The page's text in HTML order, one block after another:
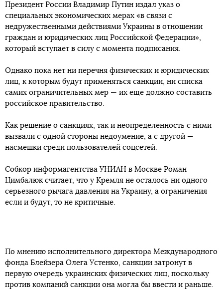
Президент России Владимир Путин издал указ о
специальных экономических мерах «в связи с
недружественными действиями Украины в отношении
граждан и юридических лиц Российской Федерации»,
который вступает в силу с момента подписания.
Однако пока нет ни перечня физических и юридических
лиц, к которым будут применяться санкции, ни списка
самих ограничительных мер — их еще должно составить
российское правительство.
Как решение о санкциях, так и неопределенность с ними
вызвали с одной стороны недоумение, а с другой —
насмешки среди пользователей соцсетей.
Собкор информагентства УНИАН в Москве Роман
Цимбалюк считает, что у Кремля не осталось ни одного
серьезного рычага давления на Украину, а ограничения
если и будут, то не критичные.
По мнению исполнительного директора Международного
фонда Блейзера Олега Устенко, санкции затронут в
первую очередь украинских физических лиц, поскольку
против компаний санкции она могла бы ввести и раньше.